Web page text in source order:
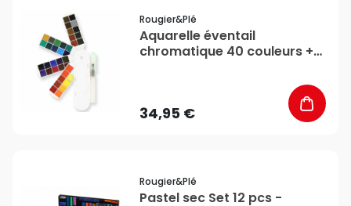
Rougier&plé
Aquarelle éventail
chromatique 40 couleurs +
34,95 €
Rougier&plé
Pastel sec Set 12 pcs -